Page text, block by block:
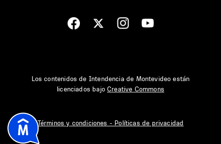
Los contenidos de Intendencia de Montevideo están
licenciados bajoCreative Commons
Términos y condiciones - Políticas de privacidad